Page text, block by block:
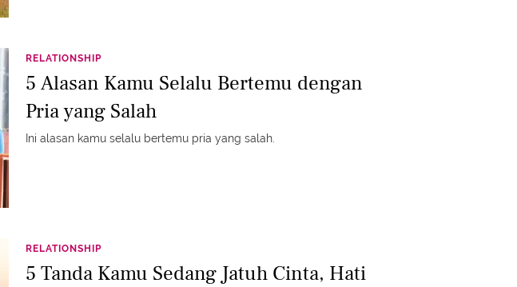
RELATIONSHIP
5 Alasan Kamu Selalu Bertemu dengan
Pria yang Salah
Ini alasan kamu selalu bertemu pria yang salah.
RELATIONSHIP
5 Tanda Kamu Sedang Jatuh Cinta, Hati